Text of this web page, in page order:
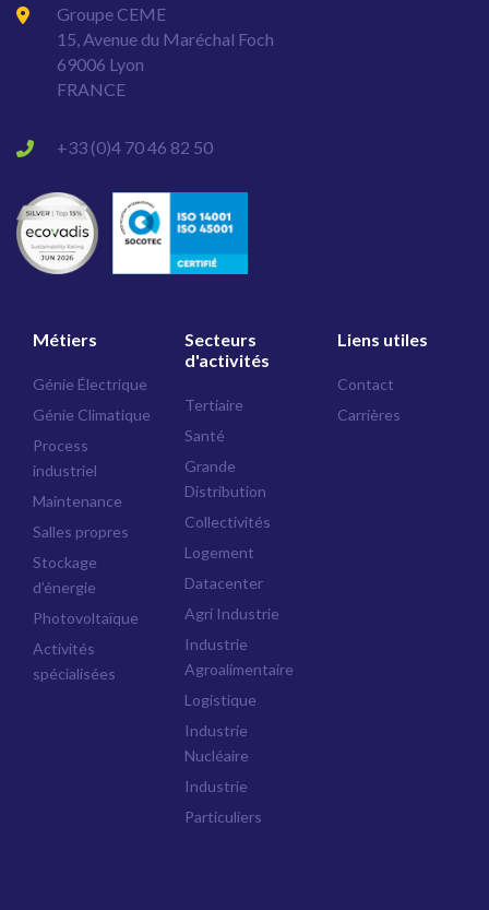
Groupe CEME
15, Avenue du Maréchal Foch
69006 Lyon
FRANCE
+33 (0)4 70 46 82 50
Métiers
Génie Électrique
Génie Climatique
Process
industriel
Maintenance
Salles propres
Stockage
d’énergie
Photovoltaïque
Activités
spécialisées
Secteurs
d'activités
Tertiaire
Santé
Grande
Distribution
Collectivités
Logement
Datacenter
Agri Industrie
Industrie
Agroalimentaire
Logistique
Industrie
Nucléaire
Industrie
Particuliers
Liens utiles
Contact
Carrières